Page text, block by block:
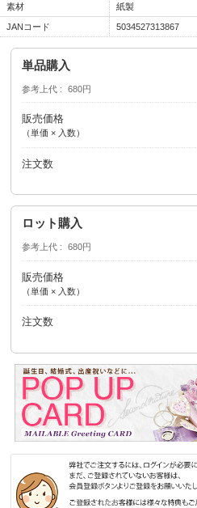
素材 紙製
JANコード 5034527313867
単品購入
参考上代 680円
販売価格
（単価 × 入数）
注文数
ロット購入
参考上代 680円
販売価格
（単価 × 入数）
注文数